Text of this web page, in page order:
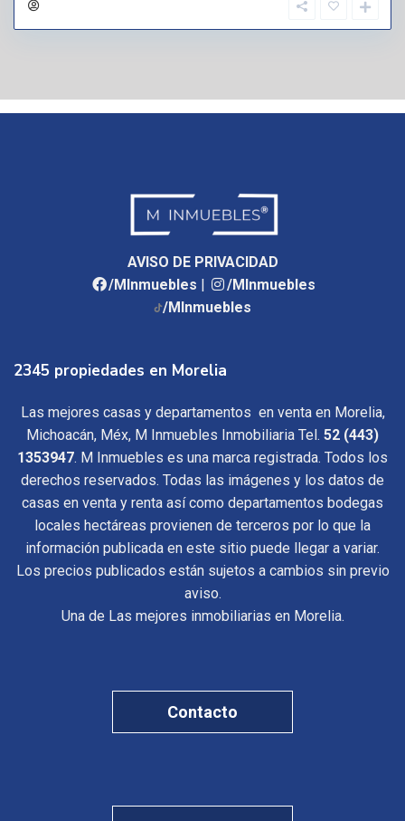
AVISO DE PRIVACIDAD
/MInmuebles |
/MInmuebles
/MInmuebles
2345 propiedades en Morelia
Las mejores casas y departamentos en venta en Morelia,
Michoacán, Méx, M Inmuebles Inmobiliaria Tel. 52 (443)
1353947. M Inmuebles es una marca registrada. Todos los
derechos reservados. Todas las imágenes y los datos de
casas en venta y renta así como departamentos bodegas
locales hectáreas provienen de terceros por lo que la
información publicada en este sitio puede llegar a variar.
Los precios publicados están sujetos a cambios sin previo
aviso.
Una de Las mejores inmobiliarias en Morelia.